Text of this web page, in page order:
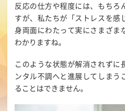
反応の仕方や程度には、もちろ
すが、私たちが「ストレスを感
身両面にわたって実にさまざま
わかりますね。
このような状態が解消されずに
ンタル不調へと進展してしまう
ることはできません。